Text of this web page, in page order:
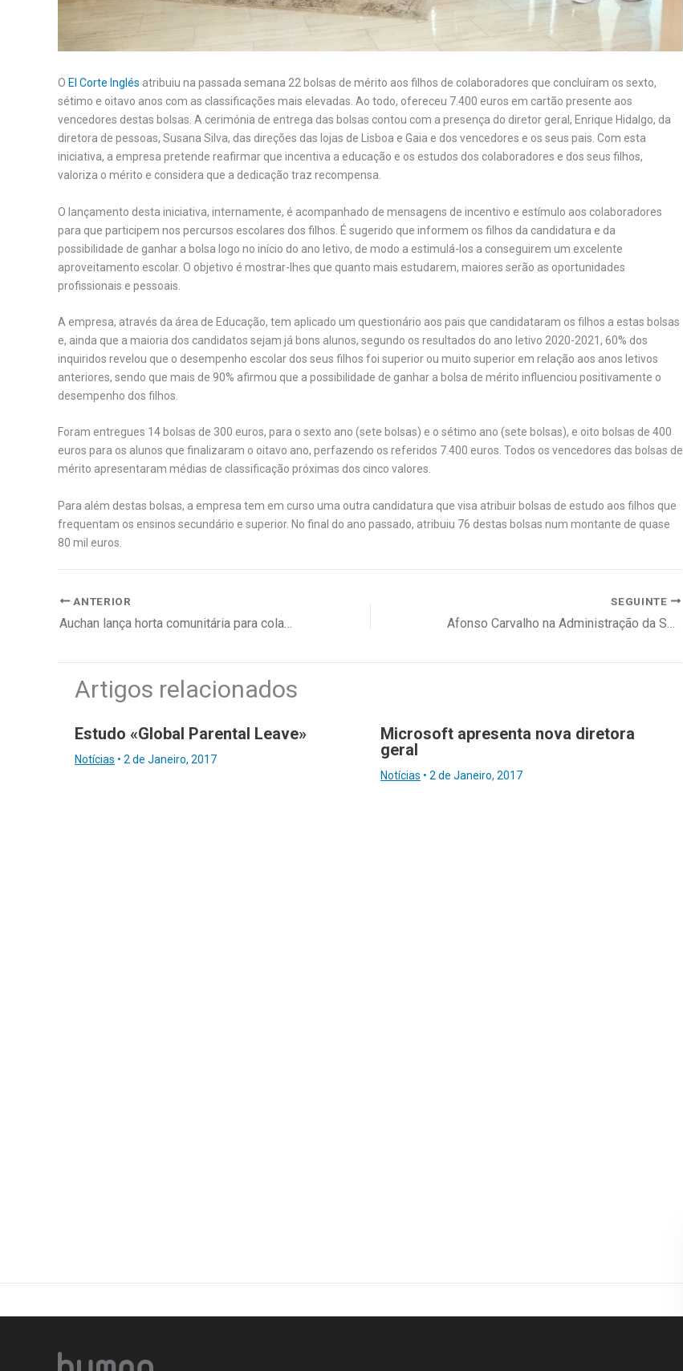
O El Corte Inglés atribuiu na passada semana 22 bolsas de mérito aos filhos de colaboradores que concluíram os sexto,
sétimo e oitavo anos com as classificações mais elevadas. Ao todo, ofereceu 7.400 euros em cartão presente aos
vencedores destas bolsas. A cerimónia de entrega das bolsas contou com a presença do diretor geral, Enrique Hidalgo, da
diretora de pessoas, Susana Silva, das direções das lojas de Lisboa e Gaia e dos vencedores e os seus pais. Com esta
iniciativa, a empresa pretende reafirmar que incentiva a educação e os estudos dos colaboradores e dos seus filhos,
valoriza o mérito e considera que a dedicação traz recompensa.
O lançamento desta iniciativa, internamente, é acompanhado de mensagens de incentivo e estímulo aos colaboradores
para que participem nos percursos escolares dos filhos. É sugerido que informem os filhos da candidatura e da
possibilidade de ganhar a bolsa logo no início do ano letivo, de modo a estimulá-los a conseguirem um excelente
aproveitamento escolar. O objetivo é mostrar-lhes que quanto mais estudarem, maiores serão as oportunidades
profissionais e pessoais.
A empresa, através da área de Educação, tem aplicado um questionário aos pais que candidataram os filhos a estas bolsas
e, ainda que a maioria dos candidatos sejam já bons alunos, segundo os resultados do ano letivo 2020-2021, 60% dos
inquiridos revelou que o desempenho escolar dos seus filhos foi superior ou muito superior em relação aos anos letivos
anteriores, sendo que mais de 90% afirmou que a possibilidade de ganhar a bolsa de mérito influenciou positivamente o
desempenho dos filhos.
Foram entregues 14 bolsas de 300 euros, para o sexto ano (sete bolsas) e o sétimo ano (sete bolsas), e oito bolsas de 400
euros para os alunos que finalizaram o oitavo ano, perfazendo os referidos 7.400 euros. Todos os vencedores das bolsas de
mérito apresentaram médias de classificação próximas dos cinco valores.
Para além destas bolsas, a empresa tem em curso uma outra candidatura que visa atribuir bolsas de estudo aos filhos que
frequentam os ensinos secundário e superior. No final do ano passado, atribuiu 76 destas bolsas num montante de quase
80 mil euros.
ANTERIOR
Auchan lança horta comunitária para colaboradores na loja de Alfragide
SEGUINTE
Afonso Carvalho na Administração da Serlima
Artigos relacionados
Estudo «Global Parental Leave»
Notícias • 2 de Janeiro, 2017
Microsoft apresenta nova diretora
geral
Notícias • 2 de Janeiro, 2017